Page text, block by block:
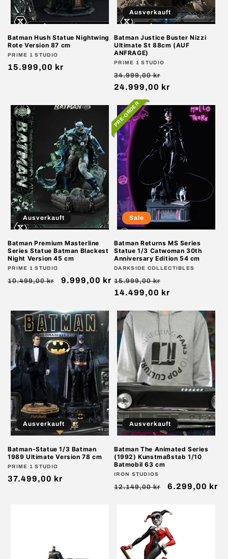
Batman Hush Statue Nightwing
Rote Version 87 cm
Anbieter:
PRIME 1 STUDIO
Normaler
15.999,00 kr
Ausverkauft
Batman Justice Buster Nizzi
Ultimate St 88cm (AUF
ANFRAGE)
Anbieter:
PRIME 1 STUDIO
Normaler
Preis
34.999,00 kr
24.999,00 kr
Ausverkauft
Batman Premium Masterline
Series Statue Batman Blackest
Night Version 45 cm
Anbieter:
PRIME 1 STUDIO
Normaler
10.499,00 kr Verkaufspreis
9.999,00 kr
Sale
PRE-ORDER
Batman Returns MS Series
Statue 1/3 Catwoman 30th
Anniversary Edition 54 cm
Anbieter:
DARKSIDE COLLECTIBLES
Normaler
Preis
15.999,00 kr
14.499,00 kr
Ausverkauft
Batman-Statue 1/3 Batman
1989 Ultimate Version 78 cm
Anbieter:
PRIME 1 STUDIO
Normaler
37.499,00 kr
Ausverkauft
Batman The Animated Series
(1992) Kunstmaßstab 1/10
Batmobil 63 cm
Anbieter:
IRON STUDIOS
Normaler
12.149,00 kr Verkaufspreis
6.299,00 kr